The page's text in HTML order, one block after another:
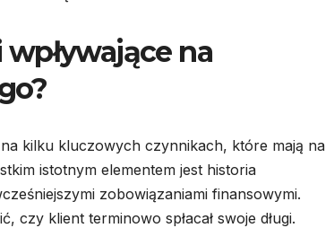
na
kilku kluczowych czynnikach, które mają na
istotnym elementem jest historia
zobowiązaniami finansowymi.
klient terminowo spłacał swoje długi.